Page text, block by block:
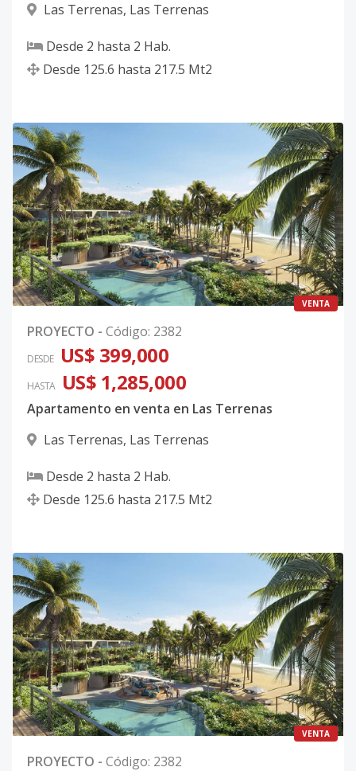
Las Terrenas, Las Terrenas
Desde 2 hasta 2 Hab.
Desde 125.6 hasta 217.5 Mt2
VENTA
PROYECTO - Código: 2382
DESDE US$ 399,000
HASTA US$ 1,285,000
Apartamento en venta en Las Terrenas
Las Terrenas, Las Terrenas
Desde 2 hasta 2 Hab.
Desde 125.6 hasta 217.5 Mt2
VENTA
PROYECTO - Código: 2382